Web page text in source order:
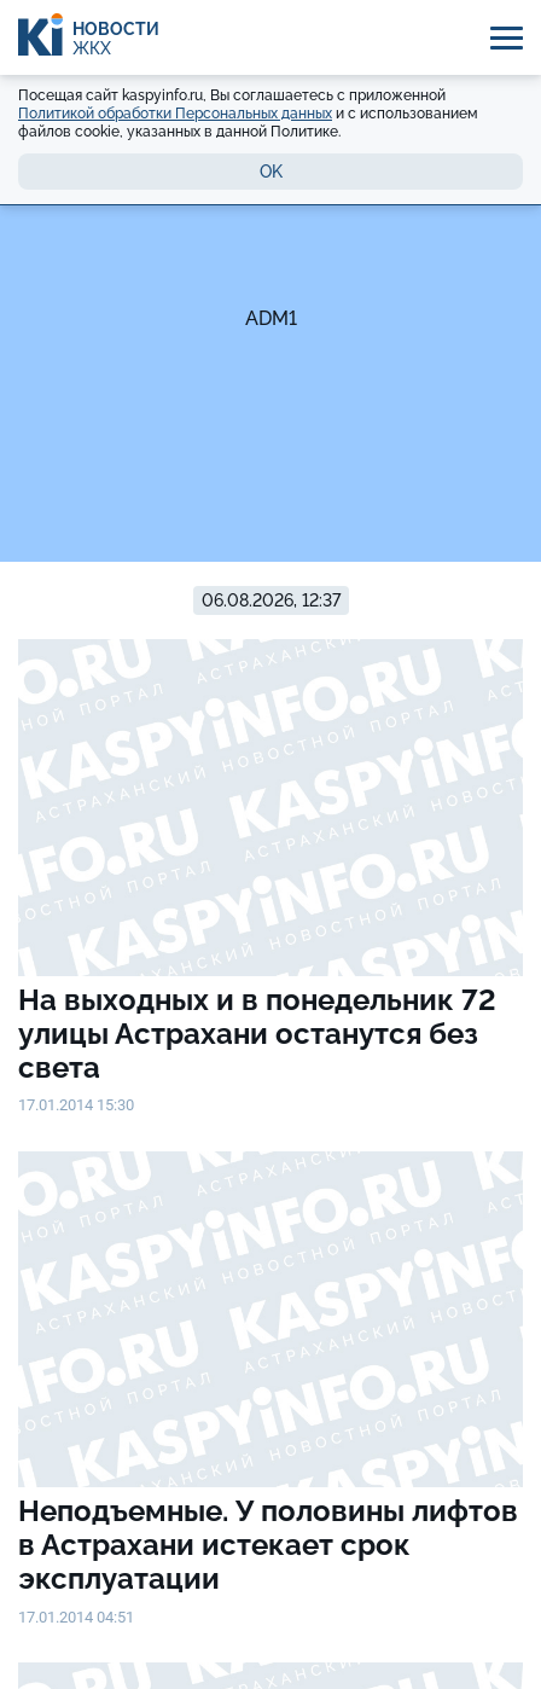
НОВОСТИ
ЖКХ
Посещая сайт kaspyinfo.ru, Вы соглашаетесь с приложенной
Политикой обработки Персональных данных и с использованием
файлов cookie, указанных в данной Политике.
OK
ADM1
06.08.2026, 12:37
На выходных и в понедельник 72
улицы Астрахани останутся без
света
17.01.2014 15:30
Неподъемные. У половины лифтов
в Астрахани истекает срок
эксплуатации
17.01.2014 04:51